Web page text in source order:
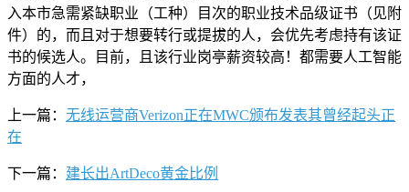
入本市急需紧缺职业（工种）目次的职业技术品级证书（见附
件）的，而且对于想要转行或提拔的人，会优先考虑持有该证
书的候选人。目前，且该行业岗亭薪资较高！都需要人工智能
方面的人才，
上一篇： 无线运营商Verizon正在MWC颁布发表其曾经起头正
在
下一篇： 建长出ArtDeco黄金比例